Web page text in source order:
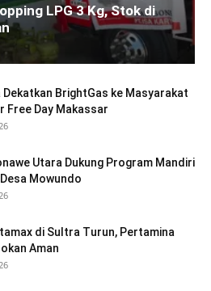
LPG 3 Kg, Stok di
Dekatkan BrightGas ke Masyarakat
Free Day Makassar
Utara Dukung Program Mandiri
Mowundo
di Sultra Turun, Pertamina
Aman